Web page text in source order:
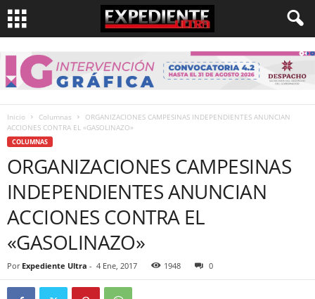
Inicio Columnas
ORGANIZACIONES CAMPESINAS INDEPENDIENTES ANUNCIAN
ACCIONES CONTRA EL «GASOLINAZO»
COLUMNAS
ORGANIZACIONES CAMPESINAS
INDEPENDIENTES ANUNCIAN
ACCIONES CONTRA EL
«GASOLINAZO»
Por Expediente Ultra - 4 Ene, 2017 1948 0